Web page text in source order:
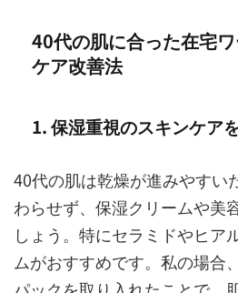
40代の肌に合った在宅
ケア改善法
1. 保湿重視のスキンケア
40代の肌は乾燥が進みやすい
わらせず、保湿クリームや美
しょう。特にセラミドやヒア
ムがおすすめです。私の場合